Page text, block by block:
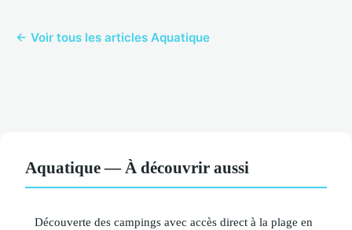
← Voir tous les articles Aquatique
Aquatique — À découvrir aussi
Découverte des campings avec accès direct à la plage en